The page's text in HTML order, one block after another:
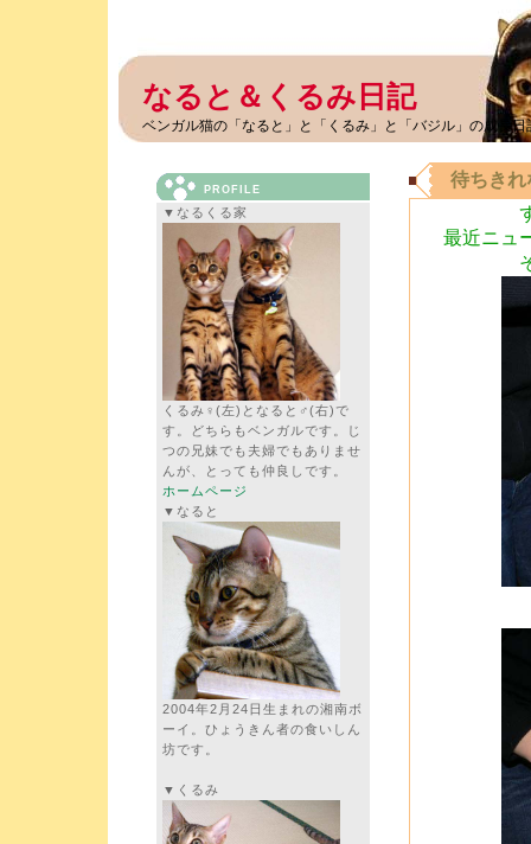
なると＆くるみ日記
ベンガル猫の「なると」と「くるみ」と「バジル」の成長日
PROFILE
▼なるくる家
くるみ♀(左)となると♂(右)で
す。どちらもベンガルです。じ
つの兄妹でも夫婦でもありませ
んが、とっても仲良しです。
ホームページ
▼なると
2004年2月24日生まれの湘南ボ
ーイ。ひょうきん者の食いしん
坊です。
▼くるみ
待ちきれ
最近ニュ